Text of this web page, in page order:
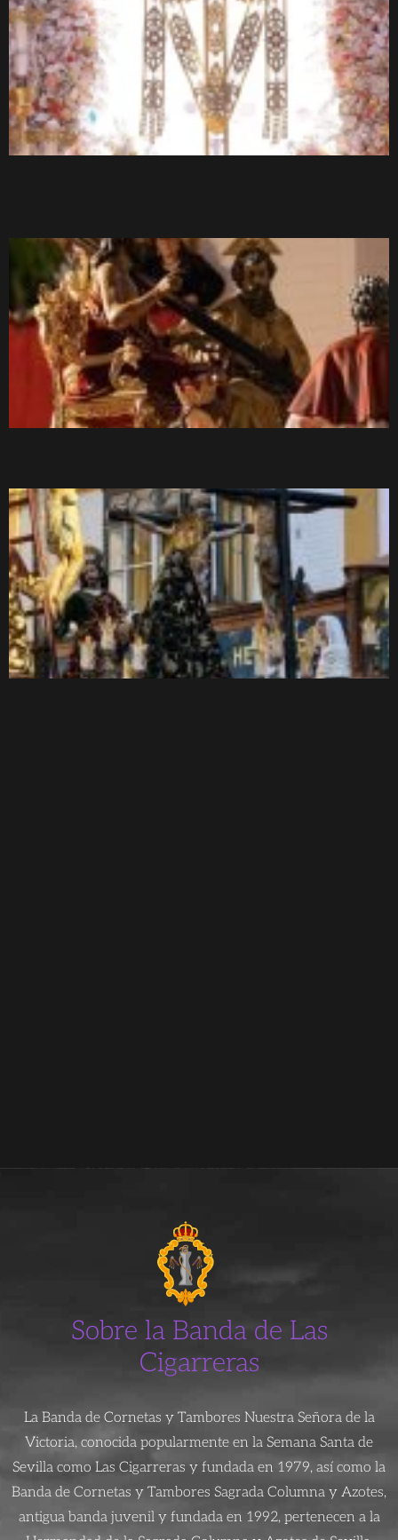
Sobre la Banda de Las
Cigarreras
La Banda de Cornetas y Tambores Nuestra Señora de la
Victoria, conocida popularmente en la Semana Santa de
Sevilla como Las Cigarreras y fundada en 1979, así como la
Banda de Cornetas y Tambores Sagrada Columna y Azotes,
antigua banda juvenil y fundada en 1992, pertenecen a la